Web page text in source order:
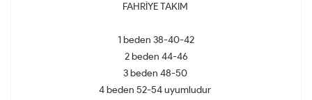
FAHRİYE TAKIM
1 beden 38-40-42
2 beden 44-46
3 beden 48-50
4 beden 52-54 uyumludur